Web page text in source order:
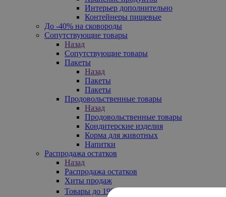
Интерьер дополнительно
Контейнеры пищевые
До -40% на сковороды
Сопутствующие товары
Назад
Сопутствующие товары
Пакеты
Назад
Пакеты
Пакеты
Продовольственные товары
Назад
Продовольственные товары
Кондитерские изделия
Корма для животных
Напитки
Распродажа остатков
Назад
Распродажа остатков
Хиты продаж
Товары до 199₽